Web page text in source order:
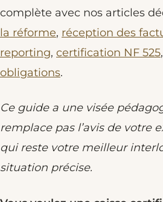
complète avec nos articles
la réforme, réception des
reporting, certification NF 525,
obligations.
Ce guide a une visée
remplace pas l’avis de votre
qui reste votre meilleur
situation précise.